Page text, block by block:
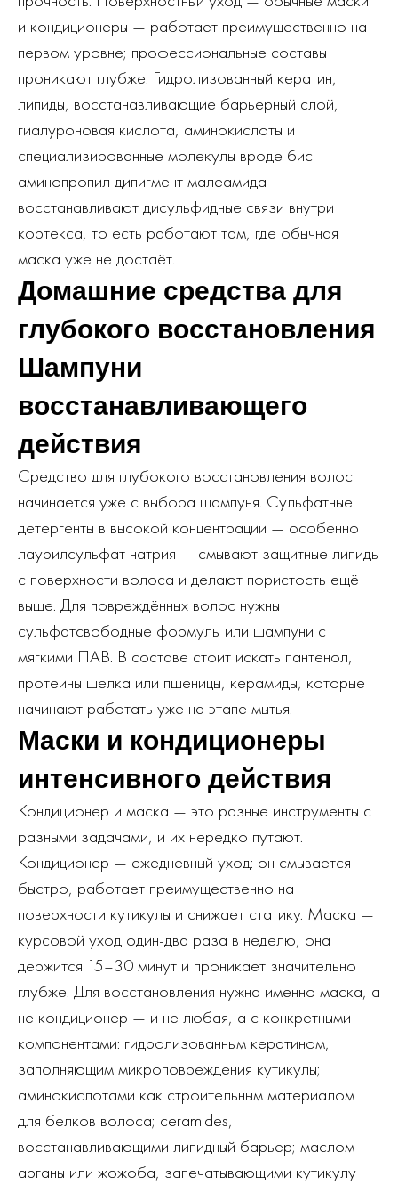
и кондиционеры — работает преимущественно на
первом уровне; профессиональные составы
проникают глубже. Гидролизованный кератин,
липиды, восстанавливающие барьерный слой,
гиалуроновая кислота, аминокислоты и
специализированные молекулы вроде бис-
аминопропил дипигмент малеамида
восстанавливают дисульфидные связи внутри
кортекса, то есть работают там, где обычная
маска уже не достаёт.
Домашние средства для
глубокого восстановления
Шампуни
восстанавливающего
действия
Средство для глубокого восстановления волос
начинается уже с выбора шампуня. Сульфатные
детергенты в высокой концентрации — особенно
лаурилсульфат натрия — смывают защитные липиды
с поверхности волоса и делают пористость ещё
выше. Для повреждённых волос нужны
сульфатсвободные формулы или шампуни с
мягкими ПАВ. В составе стоит искать пантенол,
протеины шелка или пшеницы, керамиды, которые
начинают работать уже на этапе мытья.
Маски и кондиционеры
интенсивного действия
Кондиционер и маска — это разные инструменты с
разными задачами, и их нередко путают.
Кондиционер — ежедневный уход: он смывается
быстро, работает преимущественно на
поверхности кутикулы и снижает статику. Маска —
курсовой уход один-два раза в неделю, она
держится 15–30 минут и проникает значительно
глубже. Для восстановления нужна именно маска, а
не кондиционер — и не любая, а с конкретными
компонентами: гидролизованным кератином,
заполняющим микроповреждения кутикулы;
аминокислотами как строительным материалом
для белков волоса; ceramides,
восстанавливающими липидный барьер; маслом
арганы или жожоба, запечатывающими кутикулу